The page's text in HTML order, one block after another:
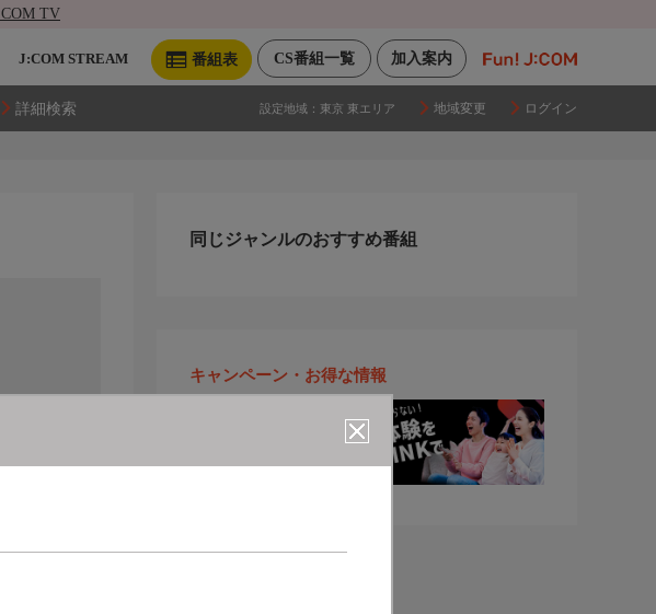
TV
加入案内
CS番組一覧
番組表
J:COM STREAM
詳細検索 設定地域： 東京 東エリア 地域変更 ログイン
同じジャンルのおすすめ番組
キャンペーン・お得な情報